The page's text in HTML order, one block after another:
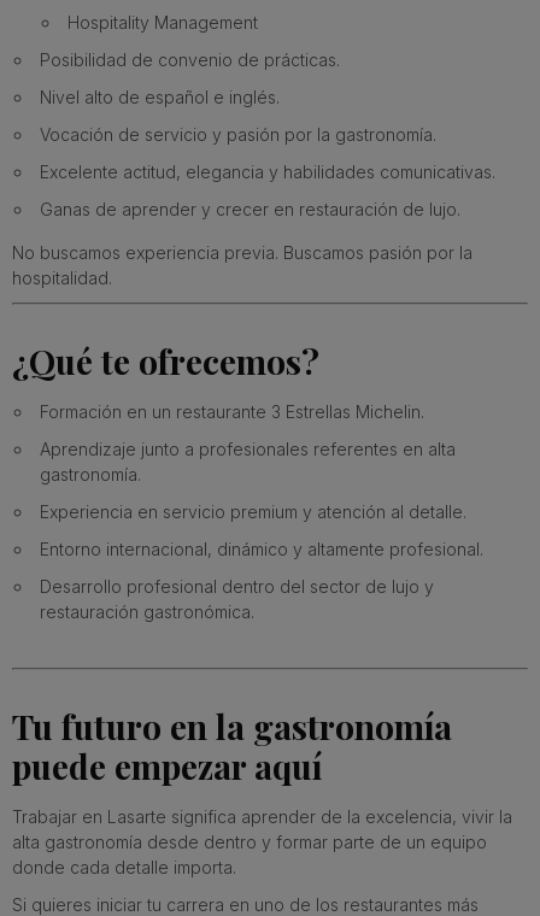
Hospitality Management
Posibilidad de convenio de prácticas.
Nivel alto de español e inglés.
Vocación de servicio y pasión por la gastronomía.
Excelente actitud, elegancia y habilidades comunicativas.
Ganas de aprender y crecer en restauración de lujo.
No buscamos experiencia previa. Buscamos pasión por la
hospitalidad.
¿Qué te ofrecemos?
Formación en un restaurante 3 Estrellas Michelin.
Aprendizaje junto a profesionales referentes en alta
gastronomía.
Experiencia en servicio premium y atención al detalle.
Entorno internacional, dinámico y altamente profesional.
Desarrollo profesional dentro del sector de lujo y
restauración gastronómica.
Tu futuro en la gastronomía
puede empezar aquí
Trabajar en Lasarte significa aprender de la excelencia, vivir la
alta gastronomía desde dentro y formar parte de un equipo
donde cada detalle importa.
Si quieres iniciar tu carrera en uno de los restaurantes más